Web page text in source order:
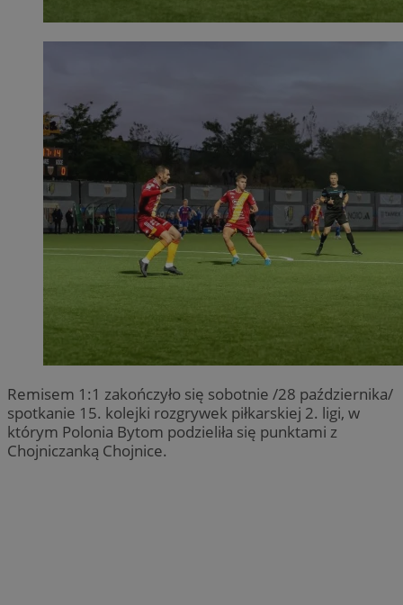
Remisem 1:1 zakończyło się sobotnie /28 października/
spotkanie 15. kolejki rozgrywek piłkarskiej 2. ligi, w
którym Polonia Bytom podzieliła się punktami z
Chojniczanką Chojnice.